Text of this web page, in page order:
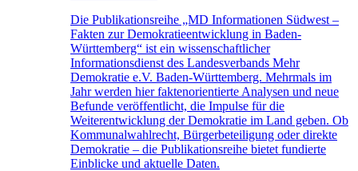
Die Publikationsreihe „MD Informationen Südwest –
Fakten zur Demokratieentwicklung in Baden-
Württemberg“ ist ein wissenschaftlicher
Informationsdienst des Landesverbands Mehr
Demokratie e.V. Baden-Württemberg. Mehrmals im
Jahr werden hier faktenorientierte Analysen und neue
Befunde veröffentlicht, die Impulse für die
Weiterentwicklung der Demokratie im Land geben. Ob
Kommunalwahlrecht, Bürgerbeteiligung oder direkte
Demokratie – die Publikationsreihe bietet fundierte
Einblicke und aktuelle Daten.